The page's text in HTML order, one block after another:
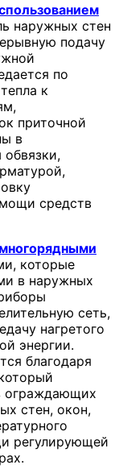
наружных стен
подачу
по
к
приточной
в
обвязки,
средств
которые
в наружных
сеть,
нагретого
энергии.
благодаря
ограждающих
стен, окон,
регулирующей